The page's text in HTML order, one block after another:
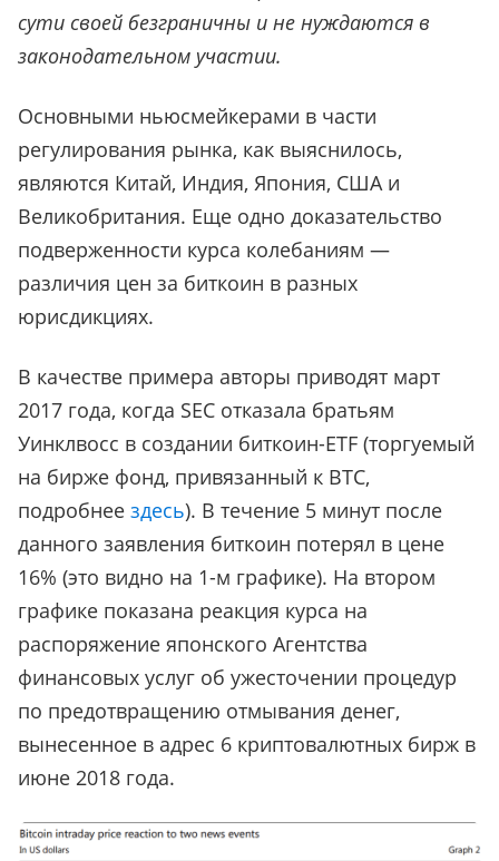
сути своей безграничны и не нуждаются в
законодательном участии.
Основными ньюсмейкерами в части
регулирования рынка, как выяснилось,
являются Китай, Индия, Япония, США и
Великобритания. Еще одно доказательство
подверженности курса колебаниям —
различия цен за биткоин в разных
юрисдикциях.
В качестве примера авторы приводят март
2017 года, когда SEC отказала братьям
Уинклвосс в создании биткоин-ETF (торгуемый
на бирже фонд, привязанный к BTC,
подробнее здесь). В течение 5 минут после
данного заявления биткоин потерял в цене
16% (это видно на 1-м графике). На втором
графике показана реакция курса на
распоряжение японского Агентства
финансовых услуг об ужесточении процедур
по предотвращению отмывания денег,
вынесенное в адрес 6 криптовалютных бирж в
июне 2018 года.